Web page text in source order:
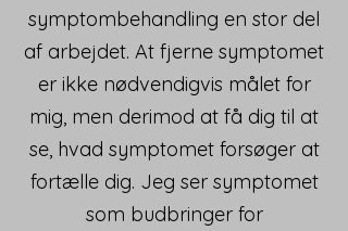
symptombehandling en stor del
af arbejdet. At fjerne symptomet
er ikke nødvendigvis målet for
mig, men derimod at få dig til at
se, hvad symptomet forsøger at
fortælle dig. Jeg ser symptomet
som budbringer for